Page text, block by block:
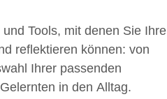
Tools, mit denen Sie Ihre
reflektieren können: von
Ihrer passenden
in den Alltag.